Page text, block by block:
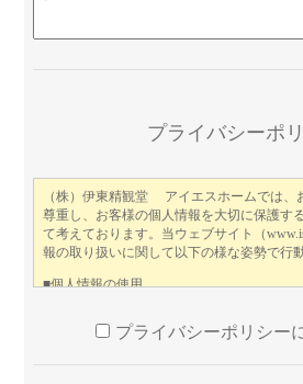
プライバシーポ
プライバシーポリシー